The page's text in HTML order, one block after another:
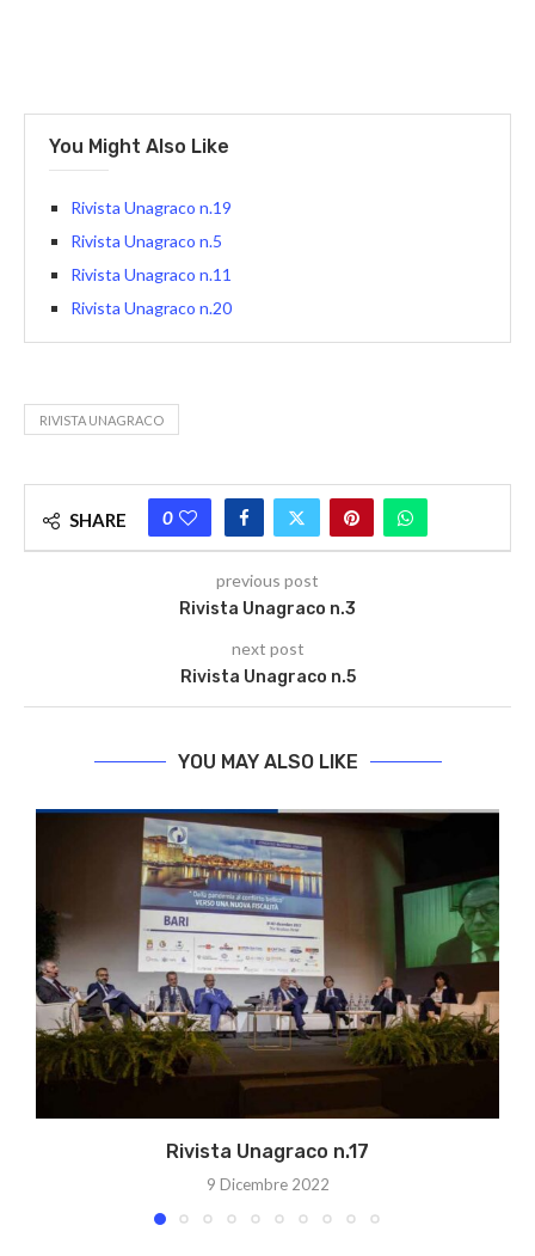
You Might Also Like
Rivista Unagraco n.19
Rivista Unagraco n.5
Rivista Unagraco n.11
Rivista Unagraco n.20
RIVISTA UNAGRACO
SHARE 0
previous post
Rivista Unagraco n.3
next post
Rivista Unagraco n.5
YOU MAY ALSO LIKE
Rivista Unagraco n.17
9 Dicembre 2022